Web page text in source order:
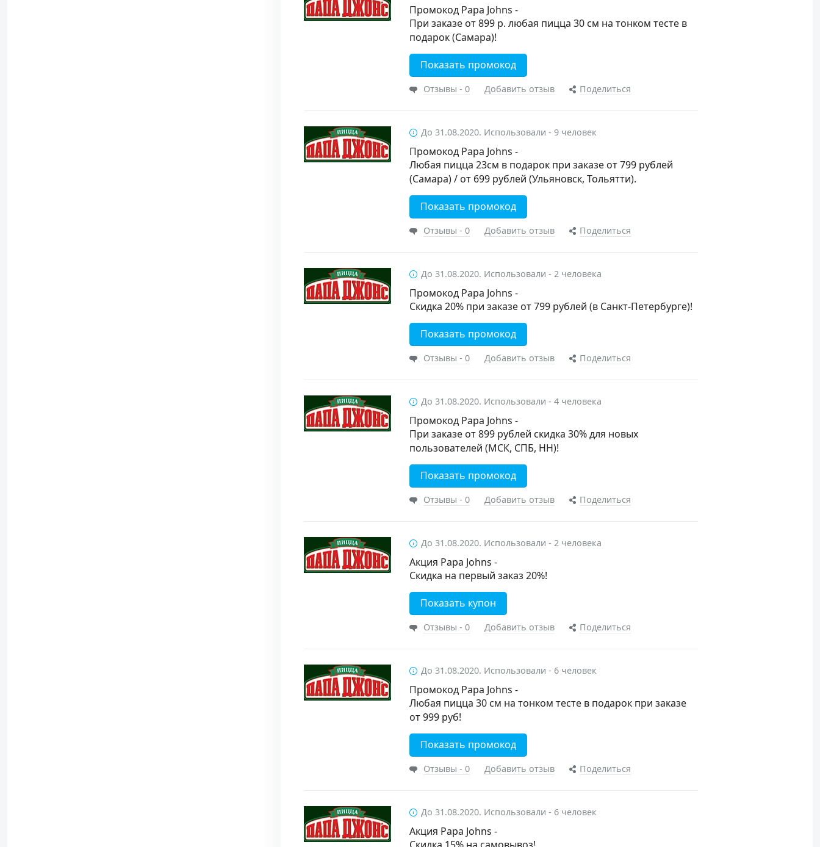
Промокод Papa Johns -
При заказе от 899 р. любая пицца 30 см на тонком тесте в
подарок (Самара)!
Показать промокод
Отзывы - 0 Добавить отзыв Поделиться
До 31.08.2020. Использовали - 9 человек
Промокод Papa Johns -
Любая пицца 23см в подарок при заказе от 799 рублей
(Самара) / от 699 рублей (Ульяновск, Тольятти).
Показать промокод
Отзывы - 0 Добавить отзыв Поделиться
До 31.08.2020. Использовали - 2 человека
Промокод Papa Johns -
Скидка 20% при заказе от 799 рублей (в Санкт-Петербурге)!
Показать промокод
Отзывы - 0 Добавить отзыв Поделиться
До 31.08.2020. Использовали - 4 человека
Промокод Papa Johns -
При заказе от 899 рублей скидка 30% для новых
пользователей (МСК, СПБ, НН)!
Показать промокод
Отзывы - 0 Добавить отзыв Поделиться
До 31.08.2020. Использовали - 2 человека
Акция Papa Johns -
Скидка на первый заказ 20%!
Показать купон
Отзывы - 0 Добавить отзыв Поделиться
До 31.08.2020. Использовали - 6 человек
Промокод Papa Johns -
Любая пицца 30 см на тонком тесте в подарок при заказе
от 999 руб!
Показать промокод
Отзывы - 0 Добавить отзыв Поделиться
До 31.08.2020. Использовали - 6 человек
Акция Papa Johns -